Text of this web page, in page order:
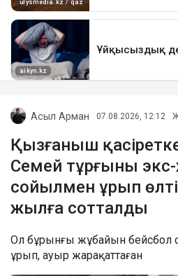
Асыл Арман 07.08.2026, 12:12
Қызғаныш
Семей тұрғыны
сойылмен ұрып
жылға сотталды
Ол бұрынғы жұбайын бейсбол
ұрып, ауыр жарақаттаған